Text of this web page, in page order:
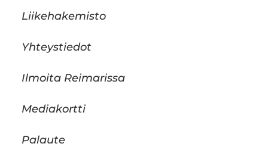
Liikehakemisto
Yhteystiedot
Ilmoita Reimarissa
Mediakortti
Palaute